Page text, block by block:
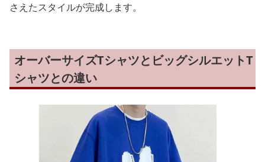
さえたスタイルが完成します。
オーバーサイズTシャツとビッグシルエットT
シャツとの違い